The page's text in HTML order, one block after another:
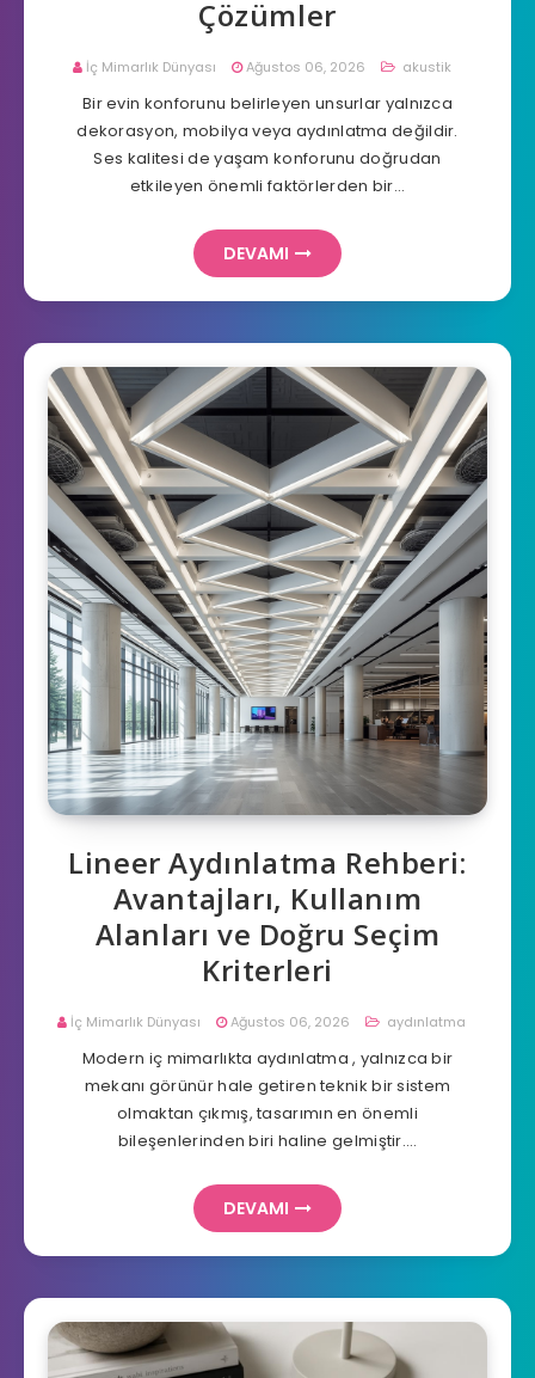
Çözümler
İç Mimarlık Dünyası Ağustos 06, 2026 akustik
Bir evin konforunu belirleyen unsurlar yalnızca
dekorasyon, mobilya veya aydınlatma değildir.
Ses kalitesi de yaşam konforunu doğrudan
etkileyen önemli faktörlerden bir…
DEVAMI
Lineer Aydınlatma Rehberi:
Avantajları, Kullanım
Alanları ve Doğru Seçim
Kriterleri
İç Mimarlık Dünyası Ağustos 06, 2026 aydınlatma
Modern iç mimarlıkta aydınlatma , yalnızca bir
mekanı görünür hale getiren teknik bir sistem
olmaktan çıkmış, tasarımın en önemli
bileşenlerinden biri haline gelmiştir.…
DEVAMI